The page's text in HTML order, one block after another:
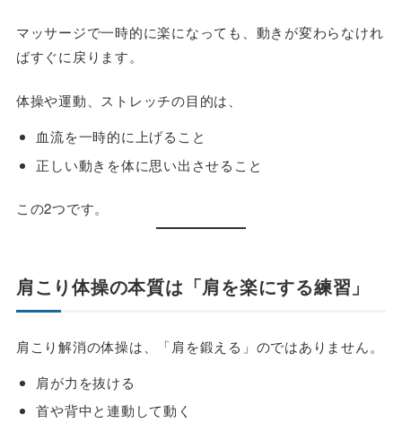
マッサージで一時的に楽になっても、動きが変わらなけれ
ばすぐに戻ります。
体操や運動、ストレッチの目的は、
血流を一時的に上げること
正しい動きを体に思い出させること
この2つです。
肩こり体操の本質は「肩を楽にする練習」
肩こり解消の体操は、「肩を鍛える」のではありません。
肩が力を抜ける
首や背中と連動して動く